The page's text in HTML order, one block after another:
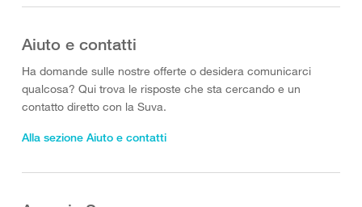
Aiuto e contatti
Ha domande sulle nostre offerte o desidera comunicarci
qualcosa? Qui trova le risposte che sta cercando e un
contatto diretto con la Suva.
Alla sezione Aiuto e contatti